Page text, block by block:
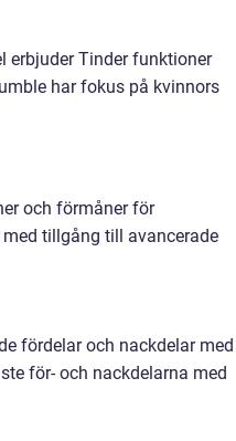
erbjuder Tinder funktioner
har fokus på kvinnors
och förmåner för
tillgång till avancerade
fördelar och nackdelar med
för- och nackdelarna med